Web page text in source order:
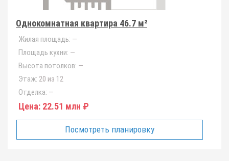
Однокомнатная квартира 46.7 м²
Жилая площадь: —
Площадь кухни: —
Высота потолков: —
Этаж: 20 из 12
Отделка: —
Цена: 22.51 млн ₽
Посмотреть планировку